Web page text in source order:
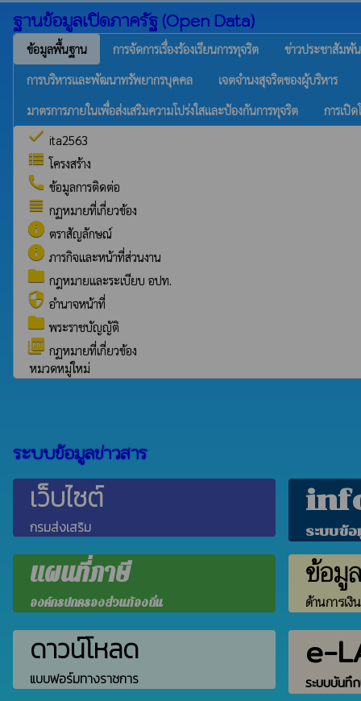
ฐานข้อมูลเปิดภาครัฐ (Open Data)
ข้อมูลพื้นฐาน การจัดการเรื่องร้องเรียนการทุจริต
ข่าวประชาสัมพั
การบริหารและพัฒนาทรัพยากรบุคคล
เจตจำนงสุจริตของผู้บริหาร
มาตรการภายในเพื่อส่งเสริมความโปร่งใสและป้องกันการทุจริต
การเปิ
check ita2563
view_list โครงสร้าง
call ข้อมูลการติดต่อ
view_headline กฏหมายที่เกี่ยวข้อง
info ตราสัญลักษณ์
info ภารกิจและหน้าที่ส่วนงาน
folder กฎหมายและระเบียบ อปท.
security อำนาจหน้าที่
folder พระราชบัญญัติ
picture_as_pdf กฏหมายที่เกี่ยวข้อง
หมวดหมู่ใหม่
ระบบข้อมูลข่าวสาร
เว็บไซต์
กรมส่งเสริม ระบบข้
แผนที่ภาษี
องค์กรปกครองส่วนท้องถิ่น
ข้อมูล
ด้านการเ
ดาวน์โหลด
แบบฟอร์มทางราชการ
e-
ระบบบัน